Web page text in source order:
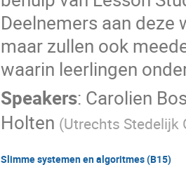
Deelnemers aan deze
maar zullen ook
waarin leerlingen
Speakers: Carolien
Holten (Utrechts Stedelijk
Slimme systemen en algoritmes (B15)